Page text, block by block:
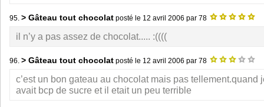
95. > Gâteau tout chocolat posté le 12 avril 2006 par 78
il n’y a pas assez de chocolat..... :((((
96. > Gâteau tout chocolat posté le 12 avril 2006 par 78
c’est un bon gateau au chocolat mais pas tellement.quand
avait bcp de sucre et il etait un peu terrible